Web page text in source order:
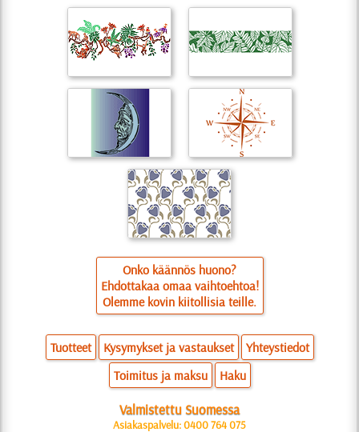
Onko käännös huono?
Ehdottakaa omaa vaihtoehtoa!
Olemme kovin kiitollisia teille.
Tuotteet Kysymykset ja vastaukset
Yhteystiedot
Toimitus ja maksu
Haku
Valmistettu Suomessa
Asiakaspalvelu: 0400 764 075